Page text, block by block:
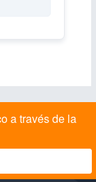
a través de la